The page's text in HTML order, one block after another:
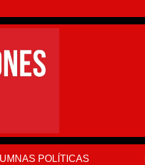
POLÍTICAS